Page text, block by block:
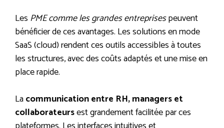
Les PME comme les grandes entreprisespeuvent
bénéficier de ces avantages. Les solutions en mode
SaaS (cloud) rendent ces outils accessibles à toutes
les structures, avec des coûts adaptés et une mise en
place rapide.
Lacommunication entre RH, managers et
collaborateursest grandement facilitée par ces